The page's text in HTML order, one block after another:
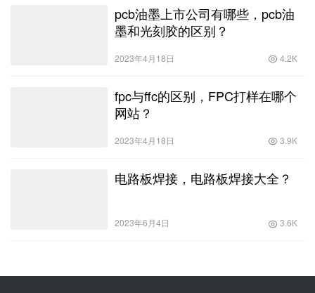
pcb油墨上市公司有哪些，pcb油
墨和光刻胶的区别？
2023年4月18日 4.2K
fpc与ffc的区别，FPC打样在哪个
网站？
2023年4月18日 3.9K
电路板焊接，电路板焊接大全？
2023年6月4日 3.6K